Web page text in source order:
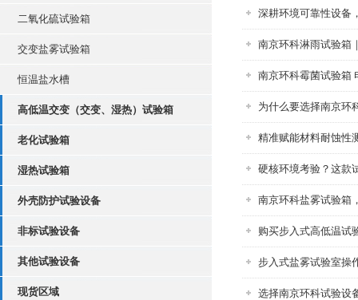
二氧化硫试验箱
交变盐雾试验箱
恒温盐水槽
高低温交变（交变、湿热）试验箱
老化试验箱
湿热试验箱
外壳防护试验设备
非标试验设备
其他试验设备
现货区域
深耕环境可靠性设备
南京环科淋雨试验箱
南京环科霉菌试验箱
为什么要选择南京环
精准赋能材料耐蚀性
硬核环境考验？这款
南京环科盐雾试验箱
购买步入式高低温试
步入式盐雾试验室操
选择南京环科试验设